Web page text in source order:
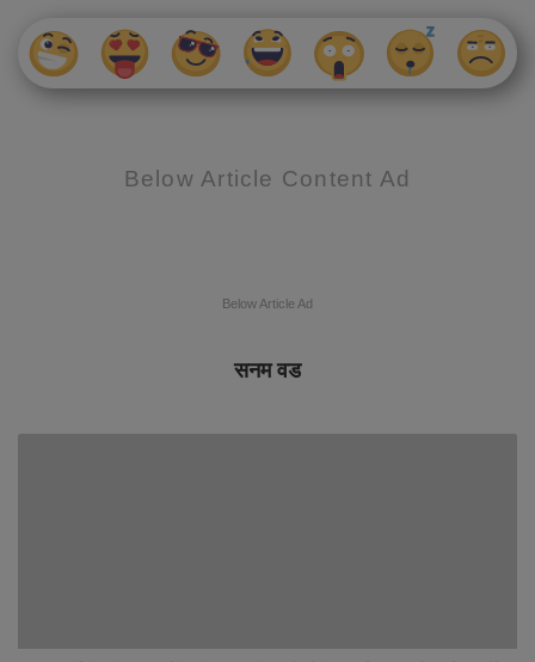
Below Article Content Ad
Below Article Ad
सनम वड